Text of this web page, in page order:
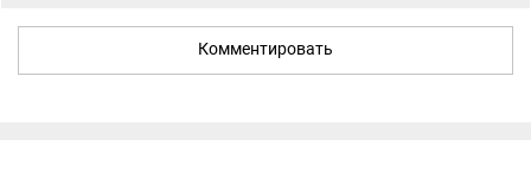
Комментировать